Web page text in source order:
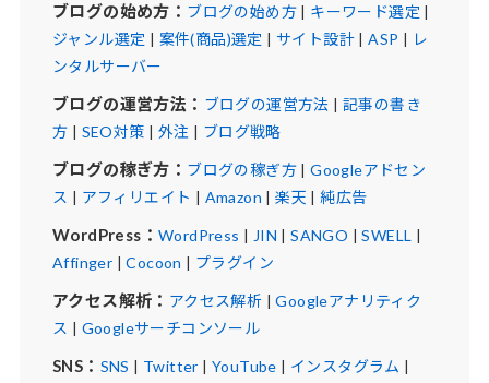
ブログの始め方： ブログの始め方| キーワード選定 |
ジャンル選定 | 案件(商品)選定 | サイト設計|ASP | レ
ンタルサーバー
ブログの運営方法： ブログの運営方法 | 記事の書き
方 | SEO対策 | 外注 | ブログ戦略
ブログの稼ぎ方： ブログの稼ぎ方|Googleアドセン
ス | アフィリエイト | Amazon |楽天 |純広告
WordPress： WordPress | JIN |SANGO |SWELL |
Affinger |Cocoon | プラグイン
アクセス解析： アクセス解析 |Googleアナリティク
ス | Googleサーチコンソール
SNS： SNS | Twitter | YouTube | インスタグラム |